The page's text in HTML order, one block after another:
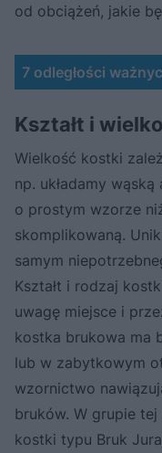
od obciążeń, jakie
7 odległości
Kształt i
Wielkość kostki
np. układamy
o prostym wzorze
skomplikowaną.
samym
Kształt i rodzaj
uwagę miejsce i
kostka brukowa ma
lub w zabytkowym
wzornictwo
bruków. W grupie
kostki typu Bruk